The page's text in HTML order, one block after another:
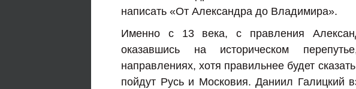
написать «От Александра до Владимира».
Именно с 13 века, с правления
оказавшись на историческом
направлениях, хотя правильнее будет
пойдут Русь и Московия. Даниил Галицкий